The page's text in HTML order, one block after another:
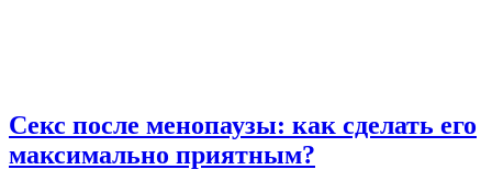
Секс после менопаузы: как сделать его
максимально приятным?